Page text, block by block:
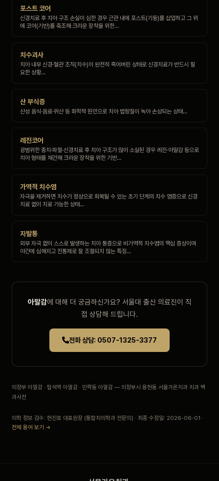
포스트 코어
신경치료 후 치아 구조 손실이 심한 경우 근관 내에 포스트(기둥)를 삽입하고 그 위
에 코어(기반)를 축조해 크라운 장착을 위한…
치수괴사
치아 내부 신경·혈관 조직(치수)이 완전히 죽어버린 상태로 신경치료가 반드시 필
요한 상황…
산 부식증
산성 음식·음료·위산 등 화학적 원인으로 치아 법랑질이 녹아 손상되는 상태…
레진코어
광범위한 충치·파절·신경치료 후 치아 구조가 많이 소실된 경우 레진·아말감 등으로
치아 형태를 재건해 크라운 장착을 위한 기반…
가역적 치수염
자극을 제거하면 치수가 정상으로 회복될 수 있는 초기 단계의 치수 염증으로 신경
치료 없이 치료 가능한 상태…
자발통
외부 자극 없이 스스로 발생하는 치아 통증으로 비가역적 치수염의 핵심 증상이며
야간에 심해지고 진통제로 잘 조절되지 않는 특징…
아말감에 대해 더 궁금하신가요? 서울대 출신 의료진이 직
접 상담해 드립니다.
전화 상담: 0507-1325-3377
의정부 아말감 · 탑석역 아말감 · 민락동 아말감 — 의정부시 용현동 서울가온치과 치과 백
과사전
의학 정보 검수: 현진호 대표원장 (통합치의학과 전문의) · 최종 수정일: 2026-06-01 ·
전체 용어 보기 →